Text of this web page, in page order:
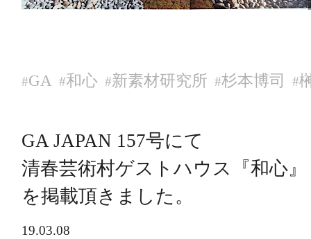
#GA #和心 #新素材研究所 #杉本博司 #
GA JAPAN 157号にて
清春芸術村ゲストハウス『和心』
を掲載頂きました。
19.03.08